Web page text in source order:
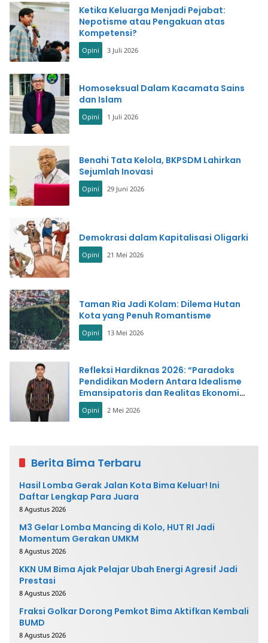
Ketika Keluarga Menjadi Pejabat:
Nepotisme atau Pengakuan atas
Kompetensi?
Opini 3 Juli 2026
Homoseksual Dalam Kacamata Sains
dan Islam
Opini 1 Juli 2026
Benahi Tata Kelola, BKPSDM Lahirkan
Sejumlah Inovasi
Opini 29 Juni 2026
Demokrasi dalam Kapitalisasi Oligarki
Opini 21 Mei 2026
Taman Ria Jadi Kolam: Dilema Hutan
Kota yang Penuh Romantisme
Opini 13 Mei 2026
Refleksi Hardiknas 2026: “Paradoks
Pendidikan Modern Antara Idealisme
Emansipatoris dan Realitas Ekonomi
Pasar”
Opini 2 Mei 2026
Berita Bima Terbaru
Hasil Lomba Gerak Jalan Kota Bima Keluar! Ini
Daftar Lengkap Para Juara
8 Agustus 2026
M3 Gelar Lomba Mancing di Kolo, HUT RI Jadi
Momentum Gerakan UMKM
8 Agustus 2026
KKN UM Bima Ajak Pelajar Ubah Energi Agresif Jadi
Prestasi
8 Agustus 2026
Fraksi Golkar Dorong Pemkot Bima Aktifkan Kembali
BUMD
8 Agustus 2026